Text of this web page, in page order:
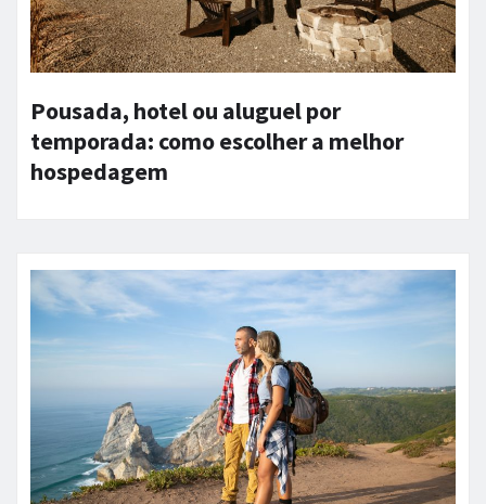
Pousada, hotel ou aluguel por
temporada: como escolher a melhor
hospedagem